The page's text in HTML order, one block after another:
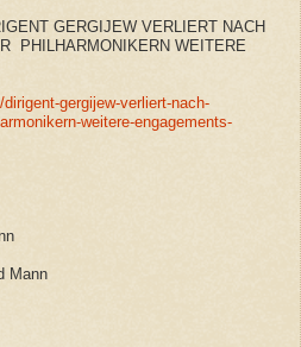
GERGIJEW VERLIERT NACH
PHILHARMONIKERN WEITERE
gergijew-verliert-nach-
weitere-engagements-
Mann